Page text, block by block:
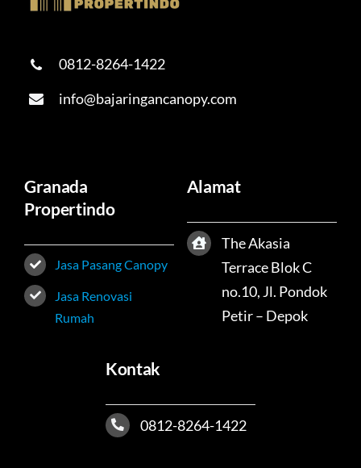
0812-8264-1422
info@bajaringancanopy.com
Granada
Propertindo
Jasa Pasang Canopy
Jasa Renovasi
Rumah
Alamat
The Akasia
Terrace Blok C
no.10, Jl. Pondok
Petir – Depok
Kontak
0812-8264-1422